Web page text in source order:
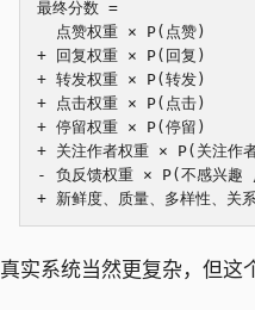
最终分数 =
+ 回复权重 × P(回复)
+ 转发权重 × P(转发)
+ 点击权重 × P(点击)
+ 停留权重 × P(停留)
+ 关注作者权重 × P(关注作
- 负反馈权重 × P(不感兴
真实系统当然更复杂，但这